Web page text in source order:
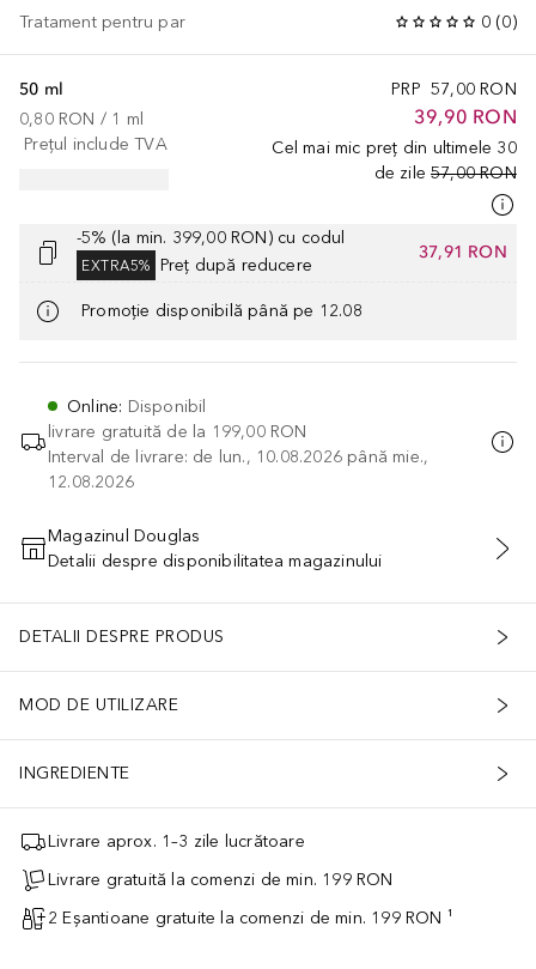
Tratament pentru par 0 (0)
PRP 57,00 RON
39,90 RON
Cel mai mic preț din ultimele 30
de zile 57,00 RON
50 ml
0,80 RON / 1 ml
Prețul include TVA
-5% (la min. 399,00 RON) cu codul
EXTRA5% Preț după reducere
37,91 RON
Promoție disponibilă până pe 12.08
Online: Disponibil
livrare gratuită de la 199,00 RON
Interval de livrare: de lun., 10.08.2026 până mie.,
12.08.2026
ADĂUGAȚI ÎN COŞ
Magazinul Douglas
Detalii despre disponibilitatea magazinului
DETALII DESPRE PRODUS
MOD DE UTILIZARE
INGREDIENTE
Livrare aprox. 1–3 zile lucrătoare
Livrare gratuită la comenzi de min. 199 RON
2 Eșantioane gratuite la comenzi de min. 199 RON ¹